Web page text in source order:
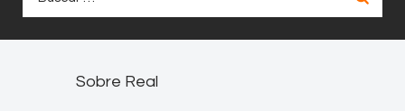
Sobre Real